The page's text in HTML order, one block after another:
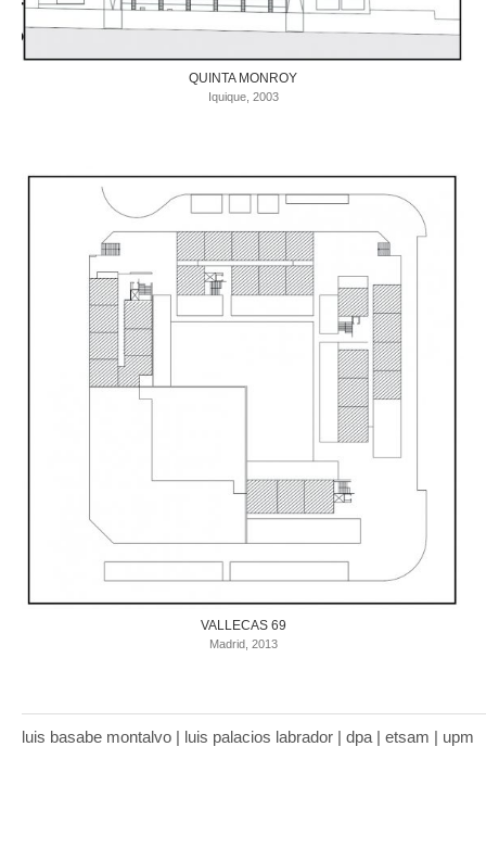
QUINTA MONROY
Iquique, 2003
VALLECAS 69
Madrid, 2013
luis basabe montalvo | luis palacios labrador | dpa | etsam | upm